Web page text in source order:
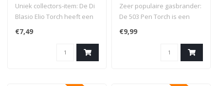
Uniek collectors-item: De Di
Blasio Elio Torch heeft een
mooie bedrukking van de..
€7,49
Zeer populaire gasbrander:
De 503 Pen Torch is een
multifunctionele
stormaanstek..
€9,99